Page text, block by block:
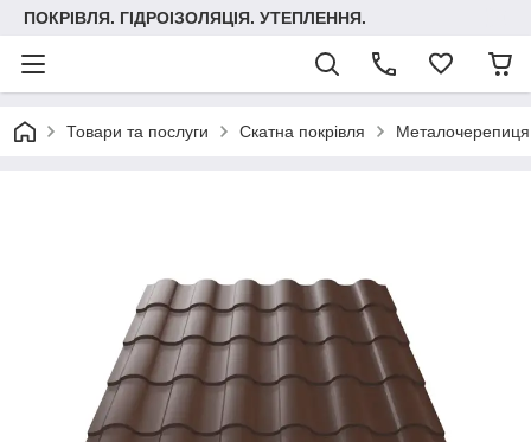
ПОКРІВЛЯ. ГІДРОІЗОЛЯЦІЯ. УТЕПЛЕННЯ.
Товари та послуги Скатна покрівля Металочерепиця